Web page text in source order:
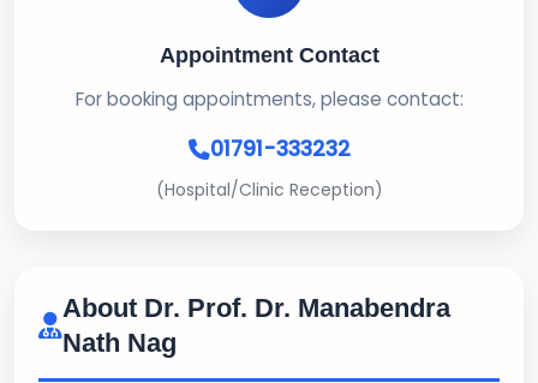
Appointment Contact
For booking appointments, please contact:
01791-333232
(Hospital/Clinic Reception)
About Dr. Prof. Dr. Manabendra
Nath Nag